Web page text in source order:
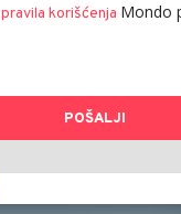
pravila korišćenja Mondo
POŠALJI